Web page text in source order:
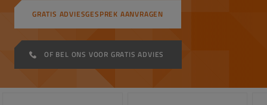
GRATIS ADVIESGESPREK AANVRAGEN
OF BEL ONS VOOR GRATIS ADVIES